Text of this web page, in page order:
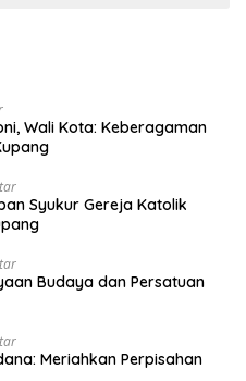
Wali Kota: Keberagaman
Syukur Gereja Katolik
Budaya dan Persatuan
Meriahkan Perpisahan